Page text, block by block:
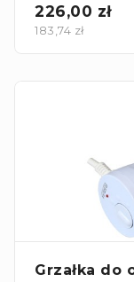
226,00 zł
183,74 zł
Grzałka do